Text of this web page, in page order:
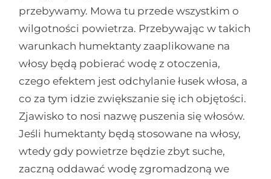
przebywamy. Mowa tu przede wszystkim o
wilgotności powietrza. Przebywając w takich
warunkach humektanty zaaplikowane na
włosy będą pobierać wodę z otoczenia,
czego efektem jest odchylanie łusek włosa, a
co za tym idzie zwiększanie się ich objętości.
Zjawisko to nosi nazwę puszenia się włosów.
Jeśli humektanty będą stosowane na włosy,
wtedy gdy powietrze będzie zbyt suche,
zaczną oddawać wodę zgromadzoną we